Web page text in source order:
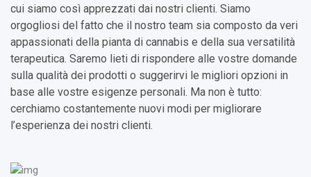
cui siamo così apprezzati dai nostri clienti. Siamo
orgogliosi del fatto che il nostro team sia composto da veri
appassionati della pianta di cannabis e della sua versatilità
terapeutica. Saremo lieti di rispondere alle vostre domande
sulla qualità dei prodotti o suggerirvi le migliori opzioni in
base alle vostre esigenze personali. Ma non è tutto:
cerchiamo costantemente nuovi modi per migliorare
l’esperienza dei nostri clienti.